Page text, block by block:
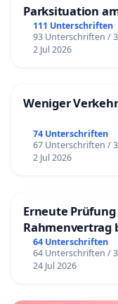
Parksituation
111 Unterschriften
93 Unterschriften /
2 Jul 2026
Weniger
74 Unterschriften
67 Unterschriften /
2 Jul 2026
Erneute
Rahmenvertrag
64 Unterschriften
64 Unterschriften /
24 Jul 2026